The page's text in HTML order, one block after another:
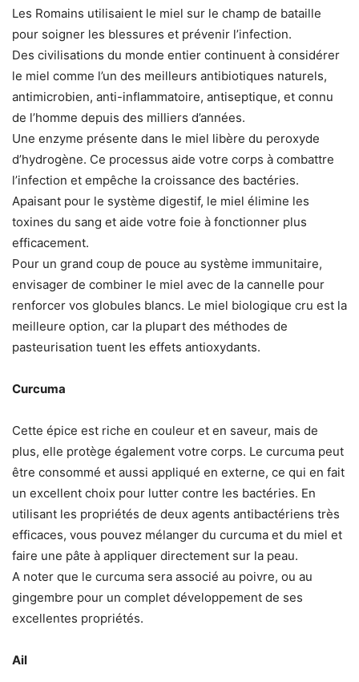
Les Romains utilisaient le miel sur le champ de bataille
pour soigner les blessures et prévenir l’infection.
Des civilisations du monde entier continuent à considérer
le miel comme l’un des meilleurs antibiotiques naturels,
antimicrobien, anti-inflammatoire, antiseptique, et connu
de l’homme depuis des milliers d’années.
Une enzyme présente dans le miel libère du peroxyde
d’hydrogène. Ce processus aide votre corps à combattre
l’infection et empêche la croissance des bactéries.
Apaisant pour le système digestif, le miel élimine les
toxines du sang et aide votre foie à fonctionner plus
efficacement.
Pour un grand coup de pouce au système immunitaire,
envisager de combiner le miel avec de la cannelle pour
renforcer vos globules blancs. Le miel biologique cru est la
meilleure option, car la plupart des méthodes de
pasteurisation tuent les effets antioxydants.
Curcuma
Cette épice est riche en couleur et en saveur, mais de
plus, elle protège également votre corps. Le curcuma peut
être consommé et aussi appliqué en externe, ce qui en fait
un excellent choix pour lutter contre les bactéries. En
utilisant les propriétés de deux agents antibactériens très
efficaces, vous pouvez mélanger du curcuma et du miel et
faire une pâte à appliquer directement sur la peau.
A noter que le curcuma sera associé au poivre, ou au
gingembre pour un complet développement de ses
excellentes propriétés.
Ail